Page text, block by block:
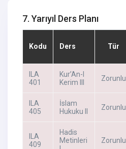
7. Yarıyıl Ders Planı
Kodu Ders Tür
ILA
401
Kur’An-I
Kerim III
Zorunlu
ILA
405
İslam
Hukuku II
Zorunlu
ILA
409
Hadis
Metinleri
Zorunlu